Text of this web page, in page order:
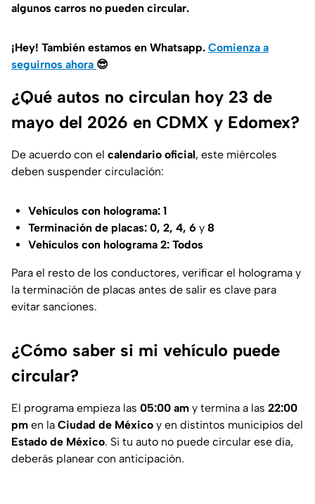
algunos carros no pueden circular.
¡Hey! También estamos en Whatsapp. Comienza a
seguirnos ahora 😎
¿Qué autos no circulan hoy 23 de
mayo del 2026 en CDMX y Edomex?
De acuerdo con el calendario oficial, este miércoles
deben suspender circulación:
Vehículos con holograma: 1
Terminación de placas: 0, 2, 4, 6 y 8
Vehículos con holograma 2: Todos
Para el resto de los conductores, verificar el holograma y
la terminación de placas antes de salir es clave para
evitar sanciones.
¿Cómo saber si mi vehículo puede
circular?
El programa empieza las 05:00 am y termina a las 22:00
pm en la Ciudad de México y en distintos municipios del
Estado de México. Si tu auto no puede circular ese día,
deberás planear con anticipación.